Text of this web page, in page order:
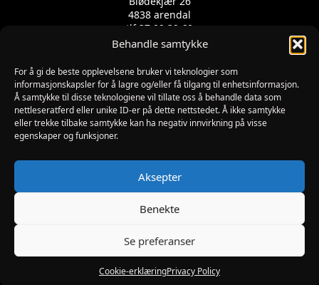
Behandle samtykke
For å gi de beste opplevelsene bruker vi teknologier som
informasjonskapsler for å lagre og/eller få tilgang til enhetsinformasjon.
Å samtykke til disse teknologiene vil tillate oss å behandle data som
nettleseratferd eller unike ID-er på dette nettstedet. Å ikke samtykke
eller trekke tilbake samtykke kan ha negativ innvirkning på visse
egenskaper og funksjoner.
Aksepter
Benekte
Se preferanser
Cookie-erklæringPrivacy Policy
4838 arendal
tlf 37 02 39 60
Kontaktskjema
Åpningstider
MANDAG-FREDAG: 09:00-17:00
LØRDAG: 10:00-15:00
SØNDAG: STENGT
PÅSKEAFTEN OG PINSEAFTEN : 10:00-13:00
Informasjon
MIN SIDE
KJØPSBETINGELSER
Utviklet av Digipos AS – Arendal Copyright 2026